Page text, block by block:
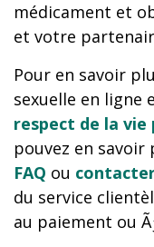
médicament et
et votre
Pour en savoir
sexuelle en ligne
respect de la vie
pouvez en savoir
FAQ ou
du service
au paiement ou